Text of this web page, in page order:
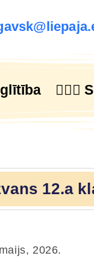
🙋🏻‍♂️
12.a
2026.